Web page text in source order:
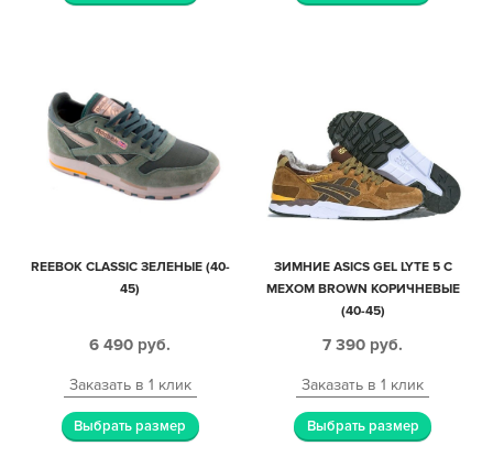
REEBOK CLASSIC ЗЕЛЕНЫЕ (40-
45)
6 490 руб.
Заказать в 1 клик
Выбрать размер
ЗИМНИЕ ASICS GEL LYTE 5 С
МЕХОМ BROWN КОРИЧНЕВЫЕ
(40-45)
7 390 руб.
Заказать в 1 клик
Выбрать размер